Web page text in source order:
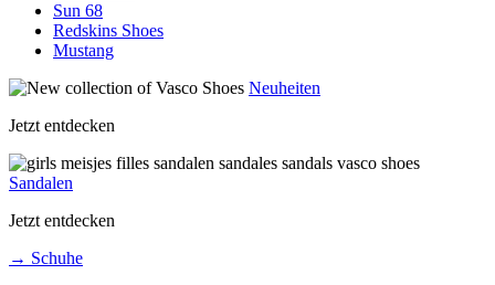
Sun 68
Redskins Shoes
Mustang
Neuheiten
Jetzt entdecken
Sandalen
Jetzt entdecken
→ Schuhe